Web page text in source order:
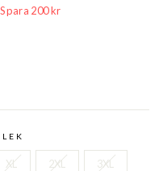
Spara 200 kr
XL 2XL 3XL